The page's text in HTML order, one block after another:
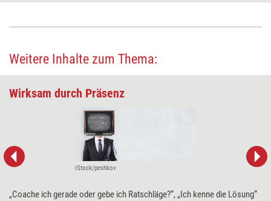
Weitere Inhalte zum Thema:
Wirksam durch Präsenz
iStock/peshkov
„Coache ich gerade oder gebe ich Ratschläge?“, „Ich kenne die Lösung“